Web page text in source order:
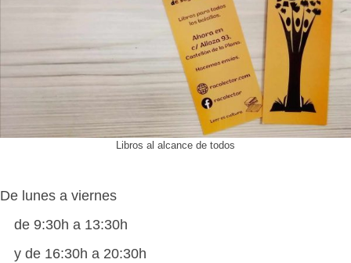
Libros al alcance de todos
De lunes a viernes
de 9:30h a 13:30h
y de 16:30h a 20:30h